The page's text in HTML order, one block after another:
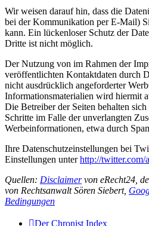
Wir weisen darauf hin, dass die
bei der Kommunikation per E-Mail)
kann. Ein lückenloser Schutz der
Dritte ist nicht möglich.
Der Nutzung von im Rahmen der
veröffentlichten Kontaktdaten durch
nicht ausdrücklich angeforderter
Informationsmaterialien wird hiermit
Die Betreiber der Seiten behalten
Schritte im Falle der unverlangten
Werbeinformationen, etwa durch
Ihre Datenschutzeinstellungen bei
Einstellungen unterhttp://twitter.com/
Quellen: Disclaimervon eRecht24,
von Rechtsanwalt Sören Siebert,
Bedingungen
Der Chronist Index